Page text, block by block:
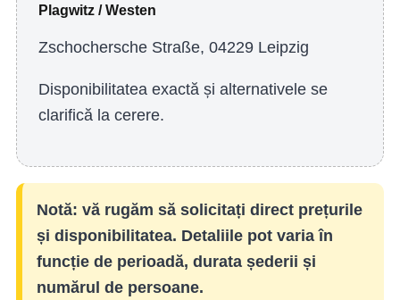
Plagwitz / Westen
Zschochersche Straße, 04229 Leipzig
Disponibilitatea exactă și alternativele se
clarifică la cerere.
Notă: vă rugăm să solicitați direct prețurile
și disponibilitatea. Detaliile pot varia în
funcție de perioadă, durata șederii și
numărul de persoane.